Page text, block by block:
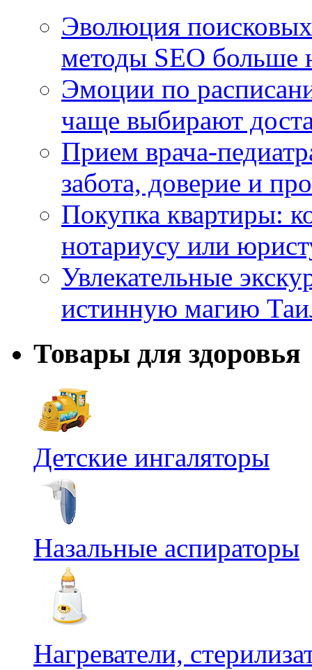
Эволюция
методы SEO больше
Эмоции по
чаще выбирают
Прием врача-
забота, доверие и
Покупка квартиры:
нотариусу или
Увлекательные
истинную магию
Товары для здоровья
Детские ингаляторы
Назальные аспираторы
Нагреватели,